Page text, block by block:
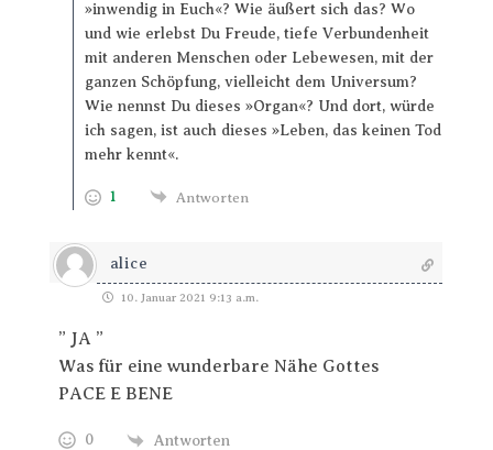
»inwendig in Euch«? Wie äußert sich das? Wo
und wie erlebst Du Freude, tiefe Verbundenheit
mit anderen Menschen oder Lebewesen, mit der
ganzen Schöpfung, vielleicht dem Universum?
Wie nennst Du dieses »Organ«? Und dort, würde
ich sagen, ist auch dieses »Leben, das keinen Tod
mehr kennt«.
1 Antworten
alice
10. Januar 2021 9:13 a.m.
” JA ”
Was für eine wunderbare Nähe Gottes
PACE E BENE
0 Antworten